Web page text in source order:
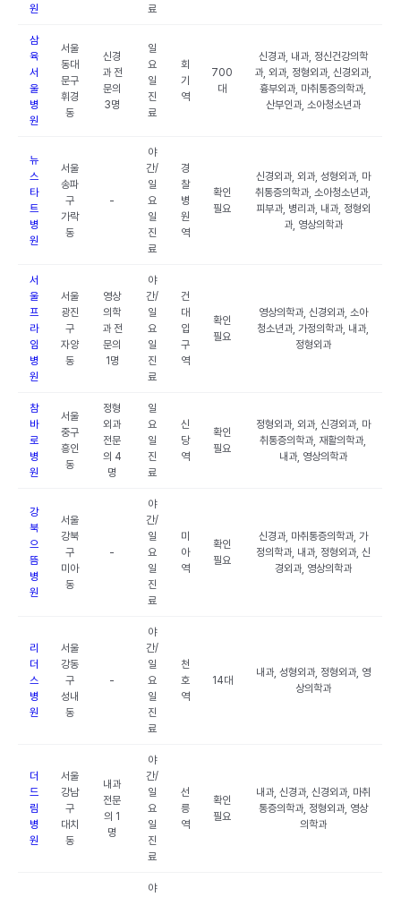
원 료
삼
육
서
울
병
원
서울
동대
문구
휘경
동
신경
과 전
문의
3명
일
요
일
진
료
회
기
역
700
대
신경과, 내과, 정신건강의학
과, 외과, 정형외과, 신경외과,
흉부외과, 마취통증의학과,
산부인과, 소아청소년과
뉴
스
타
트
병
원
서울
송파
구
가락
동
-
야
간/
일
요
일
진
료
경
찰
병
원
역
확인
필요
신경외과, 외과, 성형외과, 마
취통증의학과, 소아청소년과,
피부과, 병리과, 내과, 정형외
과, 영상의학과
서
울
프
라
임
병
원
서울
광진
구
자양
동
영상
의학
과 전
문의
1명
야
간/
일
요
일
진
료
건
대
입
구
역
확인
필요
영상의학과, 신경외과, 소아
청소년과, 가정의학과, 내과,
정형외과
참
바
로
병
원
서울
중구
흥인
동
정형
외과
전문
의 4
명
일
요
일
진
료
신
당
역
확인
필요
정형외과, 외과, 신경외과, 마
취통증의학과, 재활의학과,
내과, 영상의학과
강
북
으
뜸
병
원
서울
강북
구
미아
동
-
야
간/
일
요
일
진
료
미
아
역
확인
필요
신경과, 마취통증의학과, 가
정의학과, 내과, 정형외과, 신
경외과, 영상의학과
리
더
스
병
원
서울
강동
구
성내
동
-
야
간/
일
요
일
진
료
천
호
역
14대
내과, 성형외과, 정형외과, 영
상의학과
더
드
림
병
원
서울
강남
구
대치
동
내과
전문
의 1
명
야
간/
일
요
일
진
료
선
릉
역
확인
필요
내과, 신경과, 신경외과, 마취
통증의학과, 정형외과, 영상
의학과
야